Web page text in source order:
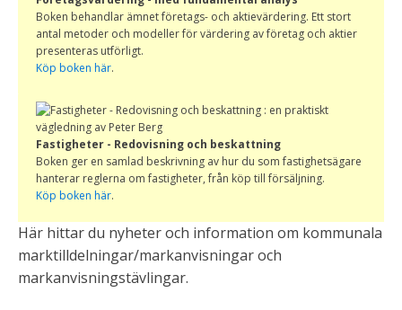
Boken behandlar ämnet företags- och aktievärdering. Ett stort
antal metoder och modeller för värdering av företag och aktier
presenteras utförligt.
Köp boken här.
Fastigheter - Redovisning och beskattning
Boken ger en samlad beskrivning av hur du som fastighetsägare
hanterar reglerna om fastigheter, från köp till försäljning.
Köp boken här.
Här hittar du nyheter och information om kommunala
marktilldelningar/markanvisningar och
markanvisningstävlingar.